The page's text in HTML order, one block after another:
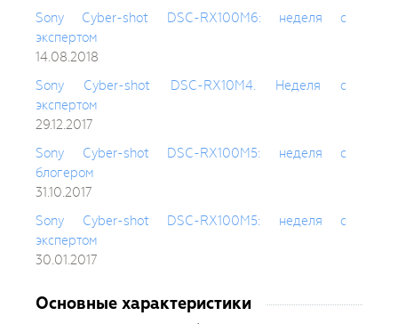
Sony Cyber-shot DSC-RX100M6: неделя с
экспертом
14.08.2018
Sony Cyber-shot DSC-RX10M4. Неделя с
экспертом
29.12.2017
Sony Cyber-shot DSC-RX100M5: неделя с
блогером
31.10.2017
Sony Cyber-shot DSC-RX100M5: неделя с
экспертом
30.01.2017
Основные характеристики